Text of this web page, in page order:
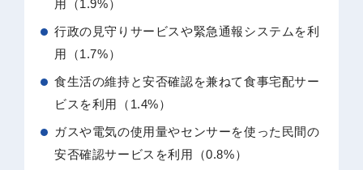
用（1.9%）
行政の見守りサービスや緊急通報システムを利
用（1.7%）
食生活の維持と安否確認を兼ねて食事宅配サー
ビスを利用（1.4%）
ガスや電気の使用量やセンサーを使った民間の
安否確認サービスを利用（0.8%）